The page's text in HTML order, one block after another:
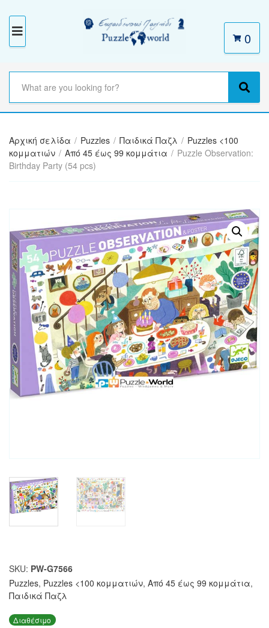
M
N
U
a
t
g
o
r
e
S
a
r
h
t
e
S
e
a
h
0
Αρχική σελίδα / Puzzles / Παιδικά Παζλ / Puzzles <100
κομματιών / Από 45 έως 99 κομμάτια / Puzzle Observation:
Birthday Party (54 pcs)
SKU: PW-G7566
Puzzles, Puzzles <100 κομματιών, Από 45 έως 99 κομμάτια,
Παιδικά Παζλ
Διαθέσιμο